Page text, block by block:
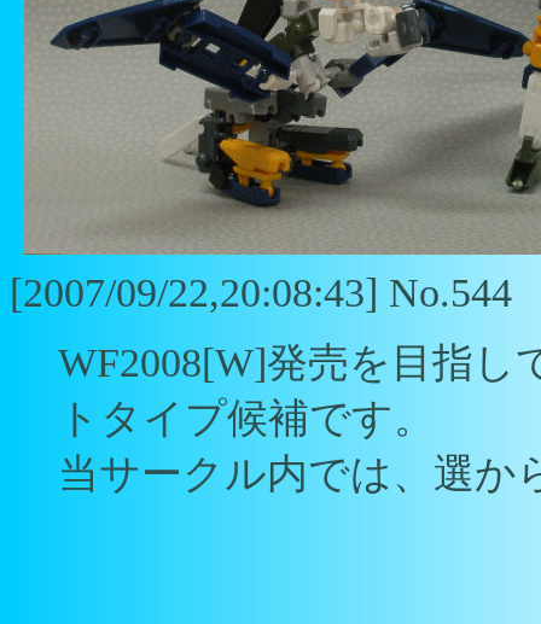
[2007/09/22,20:08:43] No.544
WF2008[W]発売を目指
トタイプ候補です。
当サークル内では、選か